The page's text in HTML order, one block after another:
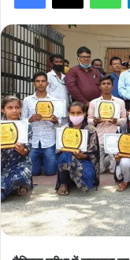
d
a
e
m
a
i
l